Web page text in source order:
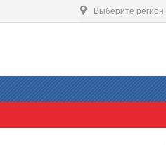
Выберите регион